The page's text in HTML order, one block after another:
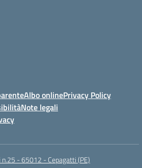
Albo onlinePrivacy Policy
Note legali
n.25 - 65012 - Cepagatti (PE)